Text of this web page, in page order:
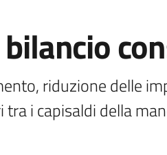
riduzione delle
i capisaldi della